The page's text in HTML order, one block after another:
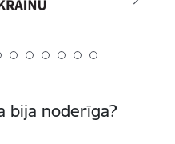
bija noderīga?